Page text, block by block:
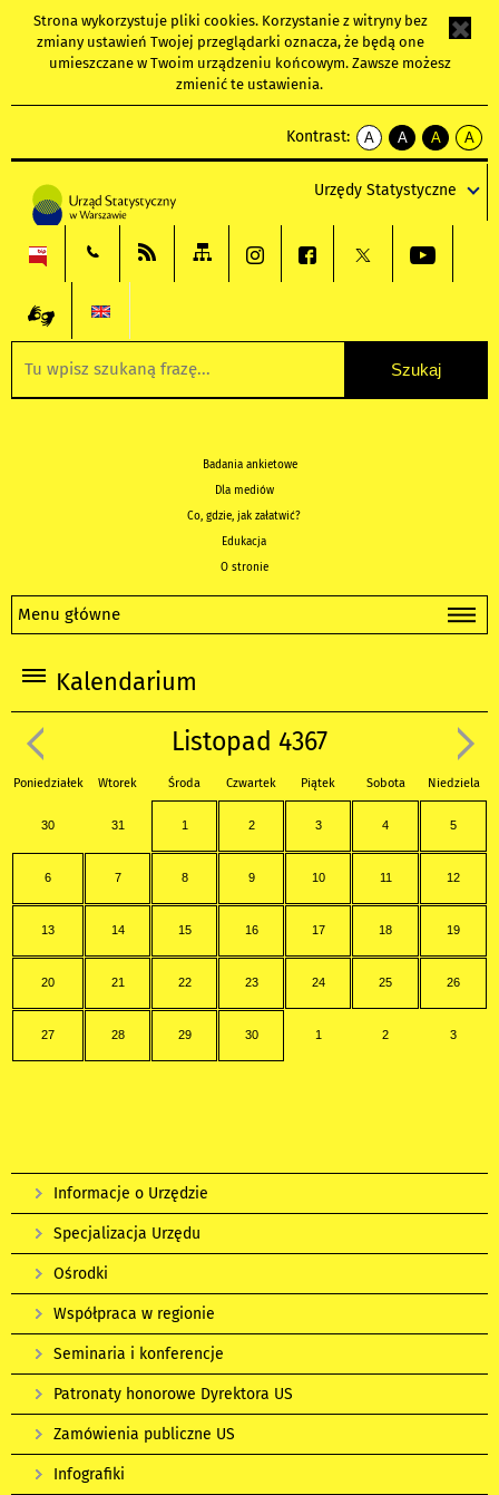
Strona wykorzystuje pliki cookies. Korzystanie z witryny bez
zmiany ustawień Twojej przeglądarki oznacza, że będą one
umieszczane w Twoim urządzeniu końcowym. Zawsze możesz
zmienić te ustawienia.
Kontrast:
A
kontrast
A
kontrast
tekst
czarnym
A
kontrast
tekst
czarnym
A
tekst
żółtym
Urzędy Statystyczne
Badania ankietowe
Dla mediów
Co, gdzie, jak załatwić?
Edukacja
O stronie
Menu główne
Kalendarium
Listopad 4367
Poniedziałek Wtorek Środa Czwartek Piątek Sobota Niedziela
30 31 1 2 3 4 5
6 7 8 9 10 11 12
13 14 15 16 17 18 19
20 21 22 23 24 25 26
27 28 29 30 1 2 3
Informacje o Urzędzie
Specjalizacja Urzędu
Ośrodki
Współpraca w regionie
Seminaria i konferencje
Patronaty honorowe Dyrektora US
Zamówienia publiczne US
Infografiki